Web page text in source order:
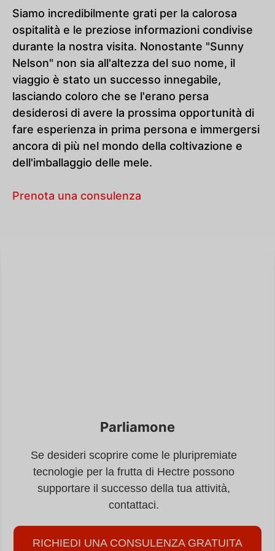
Siamo incredibilmente grati per la calorosa
ospitalità e le preziose informazioni condivise
durante la nostra visita. Nonostante "Sunny
Nelson" non sia all'altezza del suo nome, il
viaggio è stato un successo innegabile,
lasciando coloro che se l'erano persa
desiderosi di avere la prossima opportunità di
fare esperienza in prima persona e immergersi
ancora di più nel mondo della coltivazione e
dell'imballaggio delle mele.
Prenota una consulenza
Parliamone
Se desideri scoprire come le pluripremiate
tecnologie per la frutta di Hectre possono
supportare il successo della tua attività,
contattaci.
RICHIEDI UNA CONSULENZA GRATUITA